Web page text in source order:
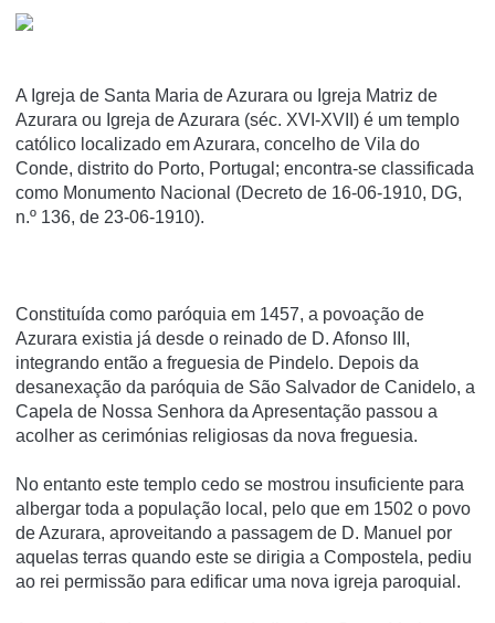
A Igreja de Santa Maria de Azurara ou Igreja Matriz de
Azurara ou Igreja de Azurara (séc. XVI-XVII) é um templo
católico localizado em Azurara, concelho de Vila do
Conde, distrito do Porto, Portugal; encontra-se classificada
como Monumento Nacional (Decreto de 16-06-1910, DG,
n.º 136, de 23-06-1910).
Constituída como paróquia em 1457, a povoação de
Azurara existia já desde o reinado de D. Afonso III,
integrando então a freguesia de Pindelo. Depois da
desanexação da paróquia de São Salvador de Canidelo, a
Capela de Nossa Senhora da Apresentação passou a
acolher as cerimónias religiosas da nova freguesia.
No entanto este templo cedo se mostrou insuficiente para
albergar toda a população local, pelo que em 1502 o povo
de Azurara, aproveitando a passagem de D. Manuel por
aquelas terras quando este se dirigia a Compostela, pediu
ao rei permissão para edificar uma nova igreja paroquial.